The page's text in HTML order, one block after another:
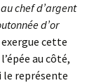
chef d’argent
d’or
cette
au côté,
le représente